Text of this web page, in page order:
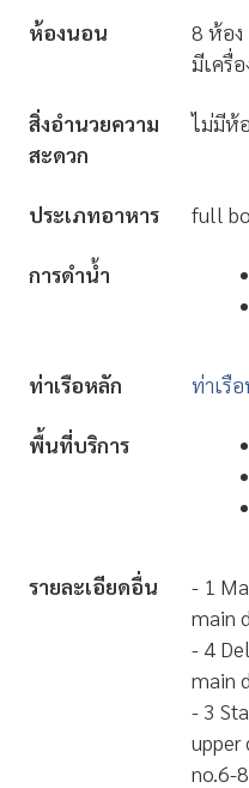
ห้องนอน
8 ห้อง
มีเครื่
สิ่งอำนวยความ
สะดวก
ไม่มีห้
ประเภทอาหาร full
การดำน้ำ
ท่าเรือหลัก ท่าเรื
พื้นที่บริการ
รายละเอียดอื่น
- 1
main
- 4
main
- 3
upper
no.6-8